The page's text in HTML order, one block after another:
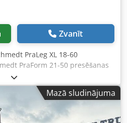
Zvanīt
PraLeg XL 18-60
PraForm 21-50 presēšanas
Credpfjzdazbex Al Tof Schmedt
ievietošanas iekārta Iekārta
Iekārta ievieto grāmatu bloku
ar divām līmjierīcēm un
iespēju. Formāts: Bloka
Mazā sludinājuma